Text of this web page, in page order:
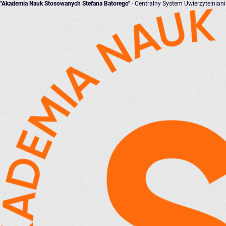
"Akademia Nauk Stosowanych Stefana Batorego" - Centralny System